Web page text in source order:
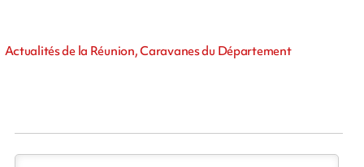
Actualités de la Réunion, Caravanes du Département